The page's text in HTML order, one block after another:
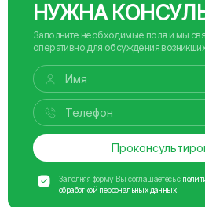
НУЖНА
Заполните необходимые поля и мы
оперативно для обсуждения
Заполняя форму Вы соглашаетесь с
обработкой персональных данных